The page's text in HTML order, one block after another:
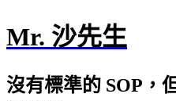
Mr. 沙先生
沒有標準的 SOP，